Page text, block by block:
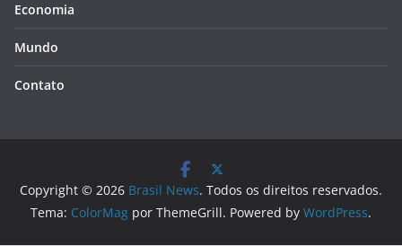
Economia
Mundo
Contato
Copyright © 2026 Brasil News. Todos os direitos reservados.
Tema: ColorMag por ThemeGrill. Powered by WordPress.